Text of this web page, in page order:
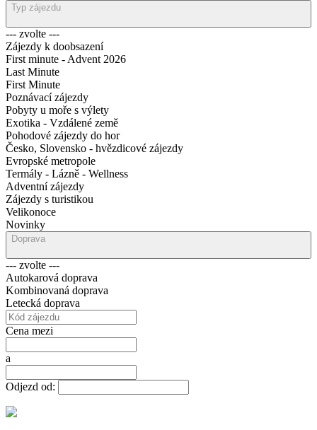
Typ zájezdu
--- zvolte ---
Zájezdy k doobsazení
First minute - Advent 2026
Last Minute
First Minute
Poznávací zájezdy
Pobyty u moře s výlety
Exotika - Vzdálené země
Pohodové zájezdy do hor
Česko, Slovensko - hvězdicové zájezdy
Evropské metropole
Termály - Lázně - Wellness
Adventní zájezdy
Zájezdy s turistikou
Velikonoce
Novinky
Doprava
--- zvolte ---
Autokarová doprava
Kombinovaná doprava
Letecká doprava
Cena mezi
a
Odjezd od: